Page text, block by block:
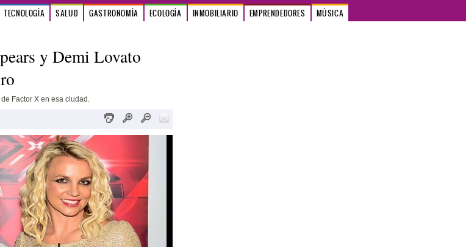
TECNOLOGÍA SALUD GASTRONOMÍA ECOLOGÍA INMOBILIARIO EMPRENDEDORES MÚSICA
y Demi Lovato
Factor X en esa ciudad.